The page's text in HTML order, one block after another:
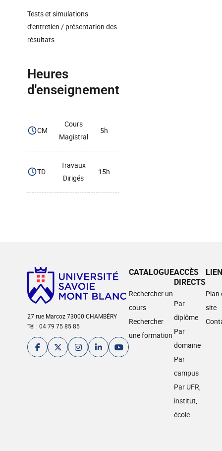
Tests et simulations
d'entretien / présentation des
résultats
Heures
d'enseignement
CM
Cours
Magistral
5h
TD
Travaux
Dirigés
15h
27 rue Marcoz 73000 CHAMBÉRY
Tél : 04 79 75 85 85
CATALOGUE
Rechercher un
cours
Rechercher
une formation
ACCÈS
DIRECTS
Par
diplôme
Par
domaine
Par
campus
Par UFR,
institut,
école
Plan
site